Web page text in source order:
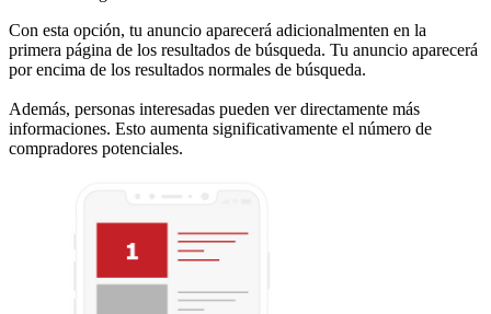
Con esta opción, tu anuncio aparecerá adicionalmenten en la
primera página de los resultados de búsqueda. Tu anuncio aparecerá
por encima de los resultados normales de búsqueda.
Además, personas interesadas pueden ver directamente más
informaciones. Esto aumenta significativamente el número de
compradores potenciales.